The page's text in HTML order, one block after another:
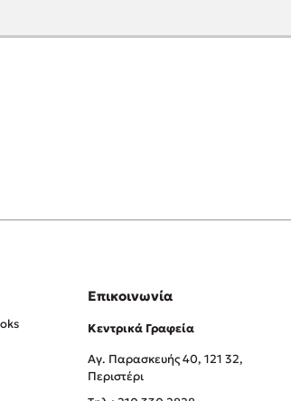
Επικοινωνία
Κεντρικά Γραφεία
Αγ. Παρασκευής 40, 121 32,
Περιστέρι